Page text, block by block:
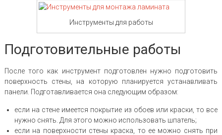
Инструменты для работы
Подготовительные работы
После того как инструмент подготовлен нужно подготовить
поверхность стены, на которую планируется устанавливать
панели. Подготавливается она следующим образом:
если на стене имеется покрытие из обоев или краски, то все
нужно снять. Для этого можно использовать шпатель;
если на поверхности стены краска, то ее можно снять при